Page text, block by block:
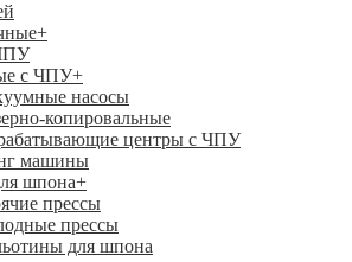
+
с ЧПУ+
насосы
копировальные
центры с ЧПУ
машины
шпона+
прессы
прессы
для шпона